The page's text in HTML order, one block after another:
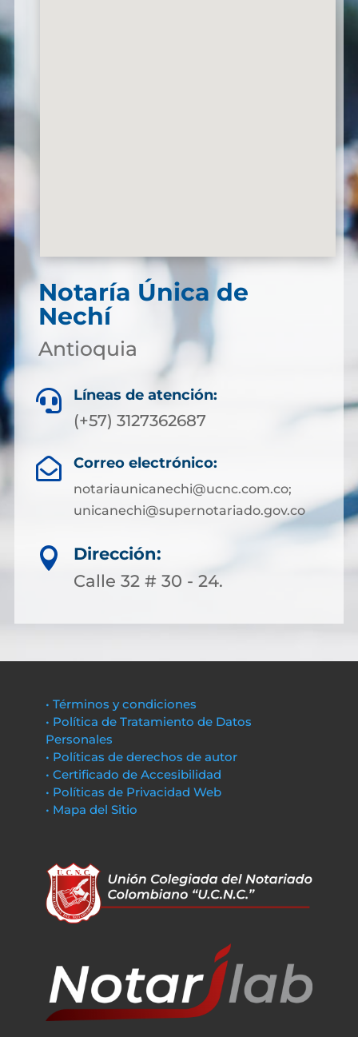
Notaría Única de
Nechí
Antioquia
 Líneas de atención:
(+57) 3127362687
 Correo electrónico:
notariaunicanechi@ucnc.com.co;
unicanechi@supernotariado.gov.co

Dirección:
Calle 32 # 30 - 24.
• Términos y condiciones
• Política de Tratamiento de Datos
Personales
• Políticas de derechos de autor
• Certificado de Accesibilidad
• Políticas de Privacidad Web
• Mapa del Sitio